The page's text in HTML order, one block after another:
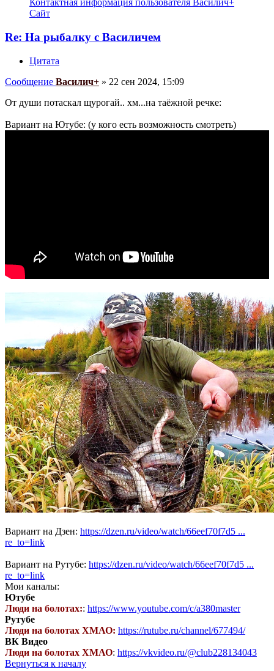
Контактная информация пользователя Василич+
Сайт
Re: На рыбалку с Василичем
Цитата
Сообщение Василич+ » 22 сен 2024, 15:09
От души потаскал щурогай.. хм...на таёжной речке:
Вариант на Ютубе: (у кого есть возможность смотреть)
Вариант на Дзен: https://dzen.ru/video/watch/66eef70f7d5 ...
re_to=link
Вариант на Рутубе: https://dzen.ru/video/watch/66eef70f7d5 ...
re_to=link
Мои каналы:
Ютубе
Люди на болотах:: https://www.youtube.com/c/a380master
Рутубе
Люди на болотах ХМАО: https://rutube.ru/channel/677494/
ВК Видео
Люди на болотах ХМАО: https://vkvideo.ru/@club228134043
Вернуться к началу